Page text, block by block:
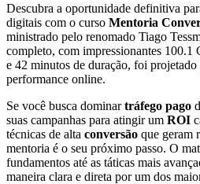
Descubra a oportunidade definitiva
digitais com o curso Mentoria
ministrado pelo renomado Tiago
completo, com impressionantes 100.1
e 42 minutos de duração, foi projetado
performance online.
Se você busca dominartráfego pago
suas campanhas para atingir um ROI
técnicas de alta conversão que geram
mentoria é o seu próximo passo. O
fundamentos até as táticas mais
maneira clara e direta por um dos